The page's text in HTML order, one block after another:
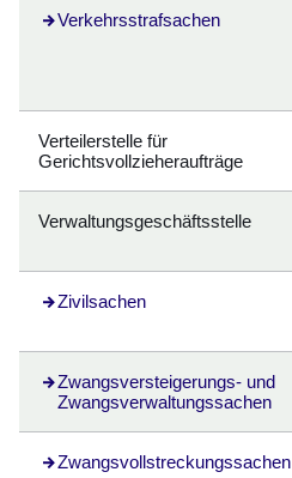
Verkehrsstrafsachen
Verteilerstelle für
Gerichtsvollzieheraufträge
Verwaltungsgeschäftsstelle
Zivilsachen
Zwangsversteigerungs- und
Zwangsverwaltungssachen
Zwangsvollstreckungssachen